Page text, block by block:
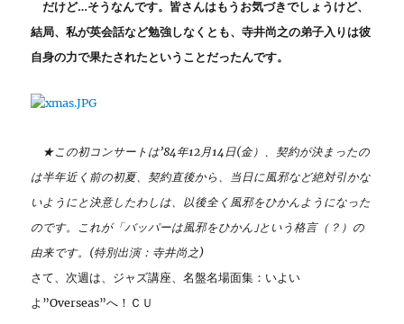
だけど…そうなんです。皆さんはもうお気づきでしょうけど、
結局、私が英会話など勉強しなくとも、寺井尚之の弟子入りは彼
自身の力で果たされたということだったんです。
★この初コンサートは’84年12月14日(金）、契約が決まったの
は半年近く前の初夏、契約直後から、当日に風邪など絶対引かな
いようにと決意したわしは、以後全く風邪をひかんようになった
のです。これが「バッパーは風邪をひかん｣という格言（？）の
由来です。(特別出演：寺井尚之)
さて、次週は、ジャズ講座、名盤名場面集：いよい
よ”Overseas”へ！ＣＵ